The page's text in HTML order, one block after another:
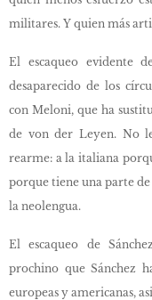
militares. Y quien más
El escaqueo evidente
desaparecido de los
con Meloni, que ha
de von der Leyen. No
rearme: a la italiana
porque tiene una parte
la neolengua.
El escaqueo de
prochino que Sánchez
europeas y americanas,